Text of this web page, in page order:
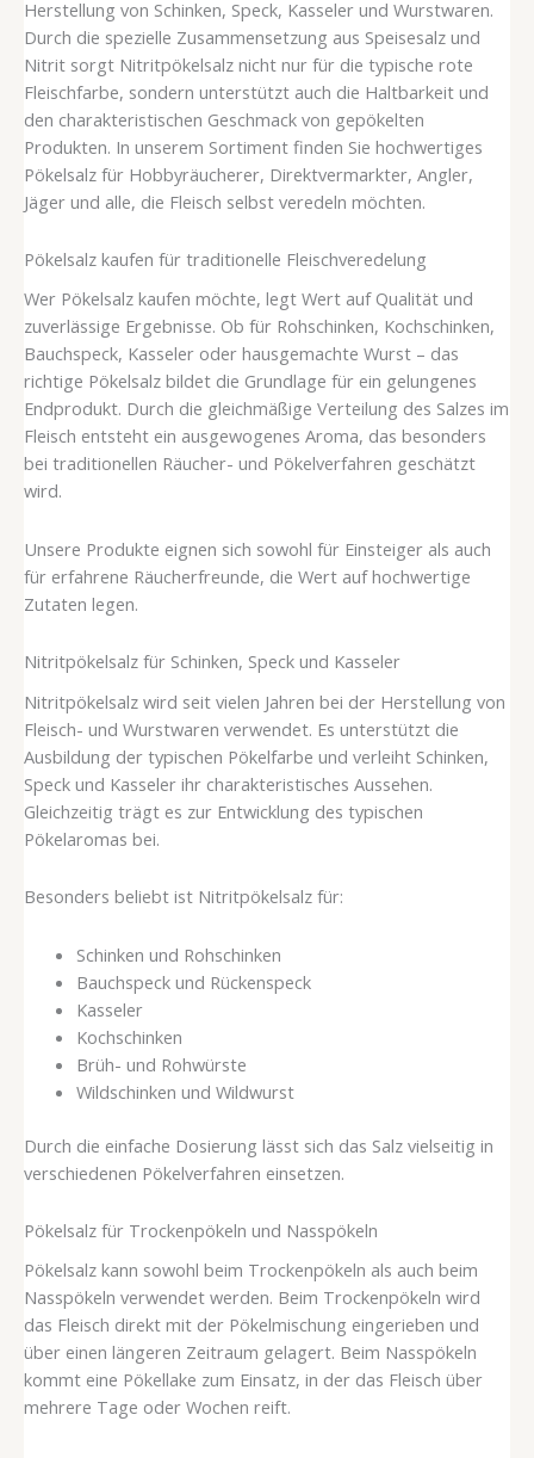
Herstellung von Schinken, Speck, Kasseler und Wurstwaren.
Durch die spezielle Zusammensetzung aus Speisesalz und
Nitrit sorgt Nitritpökelsalz nicht nur für die typische rote
Fleischfarbe, sondern unterstützt auch die Haltbarkeit und
den charakteristischen Geschmack von gepökelten
Produkten. In unserem Sortiment finden Sie hochwertiges
Pökelsalz für Hobbyräucherer, Direktvermarkter, Angler,
Jäger und alle, die Fleisch selbst veredeln möchten.
Pökelsalz kaufen für traditionelle Fleischveredelung
Wer Pökelsalz kaufen möchte, legt Wert auf Qualität und
zuverlässige Ergebnisse. Ob für Rohschinken, Kochschinken,
Bauchspeck, Kasseler oder hausgemachte Wurst – das
richtige Pökelsalz bildet die Grundlage für ein gelungenes
Endprodukt. Durch die gleichmäßige Verteilung des Salzes im
Fleisch entsteht ein ausgewogenes Aroma, das besonders
bei traditionellen Räucher- und Pökelverfahren geschätzt
wird.
Unsere Produkte eignen sich sowohl für Einsteiger als auch
für erfahrene Räucherfreunde, die Wert auf hochwertige
Zutaten legen.
Nitritpökelsalz für Schinken, Speck und Kasseler
Nitritpökelsalz wird seit vielen Jahren bei der Herstellung von
Fleisch- und Wurstwaren verwendet. Es unterstützt die
Ausbildung der typischen Pökelfarbe und verleiht Schinken,
Speck und Kasseler ihr charakteristisches Aussehen.
Gleichzeitig trägt es zur Entwicklung des typischen
Pökelaromas bei.
Besonders beliebt ist Nitritpökelsalz für:
Schinken und Rohschinken
Bauchspeck und Rückenspeck
Kasseler
Kochschinken
Brüh- und Rohwürste
Wildschinken und Wildwurst
Durch die einfache Dosierung lässt sich das Salz vielseitig in
verschiedenen Pökelverfahren einsetzen.
Pökelsalz für Trockenpökeln und Nasspökeln
Pökelsalz kann sowohl beim Trockenpökeln als auch beim
Nasspökeln verwendet werden. Beim Trockenpökeln wird
das Fleisch direkt mit der Pökelmischung eingerieben und
über einen längeren Zeitraum gelagert. Beim Nasspökeln
kommt eine Pökellake zum Einsatz, in der das Fleisch über
mehrere Tage oder Wochen reift.